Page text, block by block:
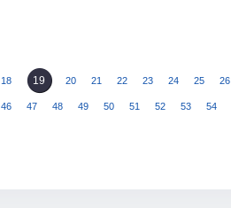
18 19 20 21 22 23 24 25 26
46 47 48 49 50 51 52 53 54